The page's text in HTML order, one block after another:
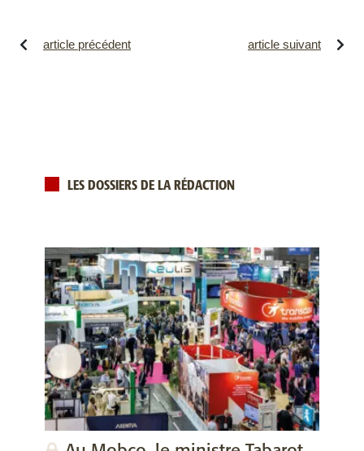
article précédent article suivant
LES DOSSIERS DE LA RÉDACTION